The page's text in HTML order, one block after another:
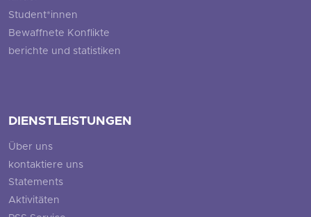
Student*innen
Bewaffnete Konflikte
berichte und statistiken
DIENSTLEISTUNGEN
Über uns
kontaktiere uns
Statements
Aktivitäten